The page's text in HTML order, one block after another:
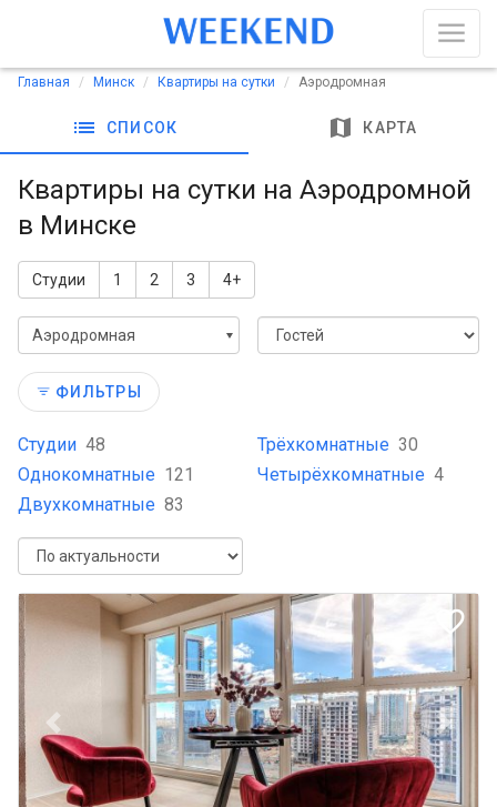
Главная Минск Квартиры на сутки Аэродромная
list СПИСОК map КАРТА
Квартиры на сутки на Аэродромной
в Минске
Студии 1 2 3 4+
Аэродромная
ФИЛЬТРЫ
Студии 48
Однокомнатные 121
Двухкомнатные 83
Трёхкомнатные 30
Четырёхкомнатные 4
favorite_border
Previous Next